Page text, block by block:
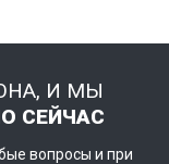
И МЫ
СЕЙЧАС
вопросы и при